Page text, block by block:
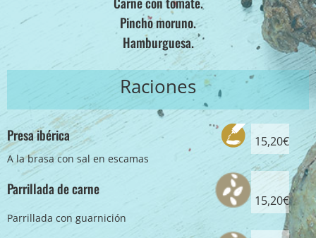
Pincho moruno.
Hamburguesa.
Raciones
Presa ibérica 15,20€
A la brasa con sal en escamas
Parrillada de carne
15,20€
Parrillada con guarnición